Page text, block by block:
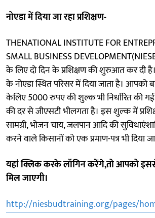
नोएडा में दिया जा रहा प्रशिक्षण-
THENATIONAL INSTITUTE FOR
SMALL BUSINESS
के लिए दो दिन के प्रशिक्षण की शुरुआत कर दी
के नोएडा स्थित परिसर में दिया जाता है। आपको
केलिए 5000 रुपए की शुल्क भी निर्धारित की
की दर से जीएसटी भीलगता है। इस शुल्क में
सामग्री, भोजन चाय, जलपान आदि की
करने वाले किसानों को एक प्रमाण-पत्र भी दिया
यहां क्लिक करके लॉगिन करेंगे,तो आपको
मिल जाएगी।
http://niesbudtraining.org/pages/